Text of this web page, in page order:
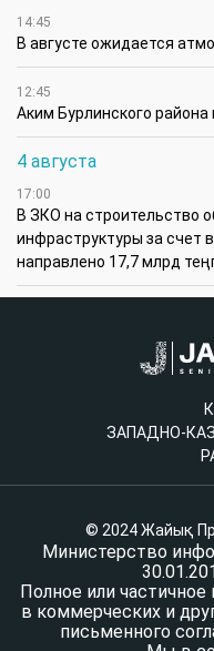
14:45
В августе ожидается
12:45
Аким Бурлинского
4 августа
17:00
В ЗКО на строительство
инфраструктуры за счет
направлено 17,7 млрд
ЗАПАДНО-
© 2024 Жайық
Министерство
Полное или
в коммерческих и
письменного